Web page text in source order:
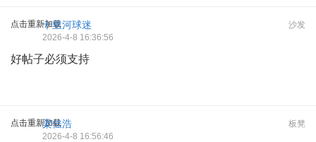
点击重新加载 沙发
十里河球迷
2026-4-8 16:36:56
好帖子必须支持
点击重新加载 板凳
梁佳浩
2026-4-8 16:56:46